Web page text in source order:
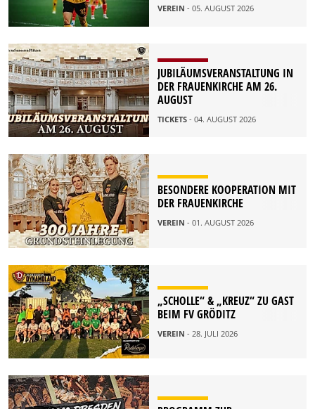
VEREIN - 05. AUGUST 2026
JUBILÄUMSVERANSTALTUNG IN
DER FRAUENKIRCHE AM 26.
AUGUST
TICKETS - 04. AUGUST 2026
BESONDERE KOOPERATION MIT
DER FRAUENKIRCHE
VEREIN - 01. AUGUST 2026
„SCHOLLE“ & „KREUZ“ ZU GAST
BEIM FV GRÖDITZ
VEREIN - 28. JULI 2026